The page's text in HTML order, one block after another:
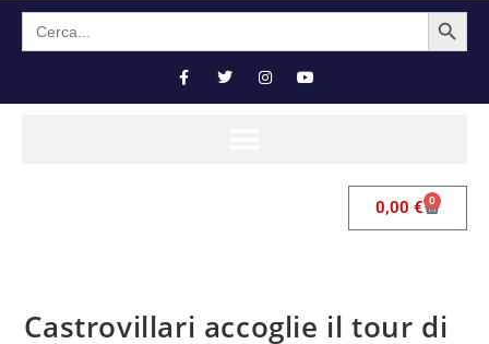
Search
for:
SEARCH BUTTON
0,00 € 0
Castrovillari accoglie il tour di